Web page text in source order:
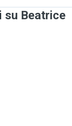
su Beatrice